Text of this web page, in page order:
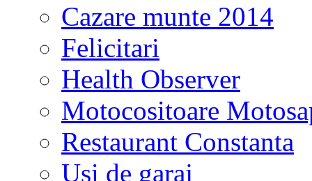
Cazare munte 2014
Felicitari
Health Observer
Motocositoare
Restaurant Constanta
Usi de garaj